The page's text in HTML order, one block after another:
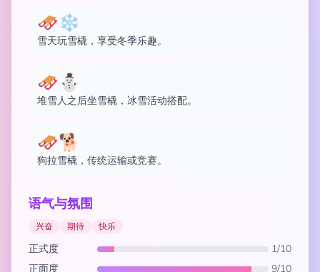
🛷❄️
雪天玩雪橇，享受冬季乐趣。
🛷⛄
堆雪人之后坐雪橇，冰雪活动搭配。
🛷🐕
狗拉雪橇，传统运输或竞赛。
语气与氛围
兴奋 期待 快乐
正式度
1/10
正面度
9/10